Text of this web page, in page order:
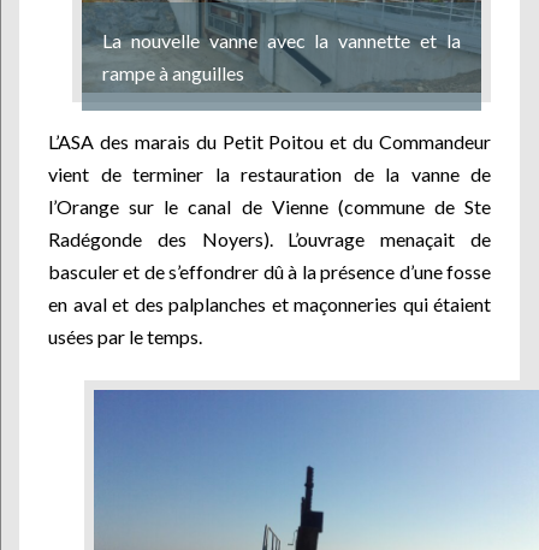
La nouvelle vanne avec la vannette et la
rampe à anguilles
L’ASA des marais du Petit Poitou et du Commandeur
vient de terminer la restauration de la vanne de
l’Orange sur le canal de Vienne (commune de Ste
Radégonde des Noyers). L’ouvrage menaçait de
basculer et de s’effondrer dû à la présence d’une fosse
en aval et des palplanches et maçonneries qui étaient
usées par le temps.